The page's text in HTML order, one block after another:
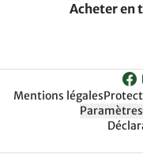
Acheter en
Mentions légales